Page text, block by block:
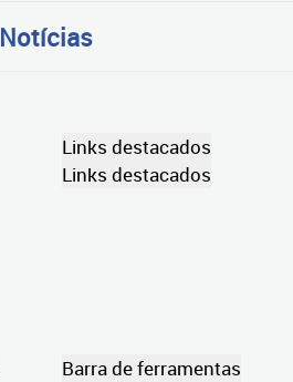
Notícias
Links destacados
Links destacados
Barra de ferramentas